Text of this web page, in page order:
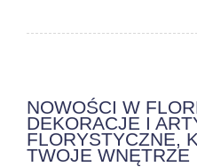
NOWOŚCI W
DEKORACJE I
FLORYSTYCZNE,
TWOJE WNĘTRZE